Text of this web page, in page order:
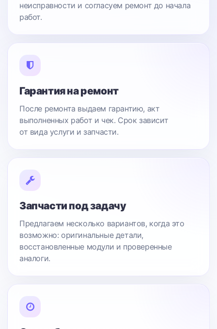
неисправности и согласуем ремонт до начала
работ.
Гарантия на ремонт
После ремонта выдаем гарантию, акт
выполненных работ и чек. Срок зависит
от вида услуги и запчасти.
Запчасти под задачу
Предлагаем несколько вариантов, когда это
возможно: оригинальные детали,
восстановленные модули и проверенные
аналоги.